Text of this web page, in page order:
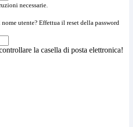
necessarie.
utente? Effettua il reset della password
la casella di posta elettronica!